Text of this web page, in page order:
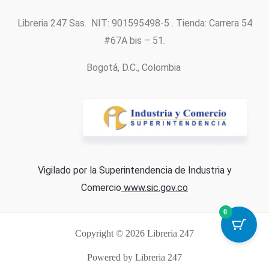
Libreria 247 Sas. NIT: 901595498-5 . Tienda: Carrera 54
#67A bis – 51.
Bogotá, D.C., Colombia
Vigilado por la Superintendencia de Industria y
Comercio www.sic.gov.co
Copyright © 2026 Libreria 247
Powered by Libreria 247
0